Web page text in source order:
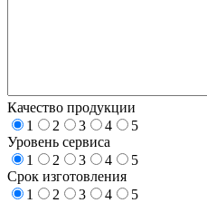
Качество продукции
1
2 3 4
5
Уровень сервиса
1
2 3 4
5
Срок изготовления
1
2 3 4
5